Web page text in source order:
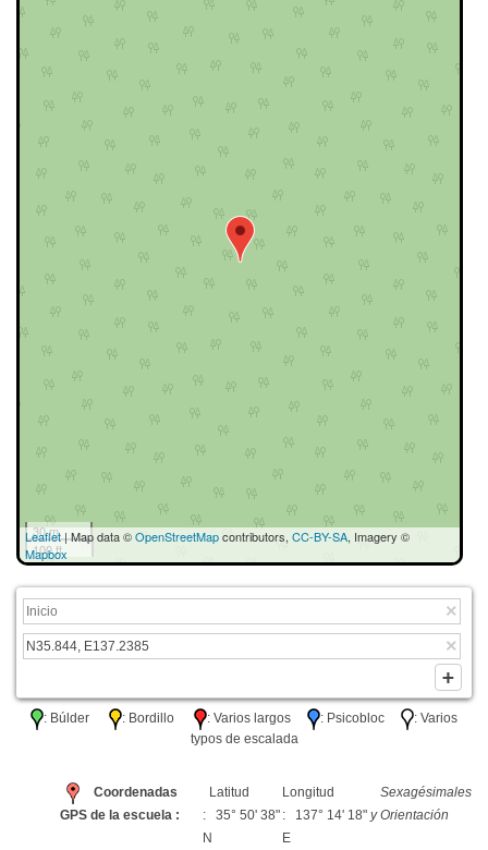
30 m
100 ft
Leaflet| Map data ©OpenStreetMapcontributors, CC-BY-SA, Imagery ©
Mapbox
: Búlder : Bordillo : Varios largos : Psicobloc
: Varios
typos de escalada
Coordenadas
GPS de la escuela :
Latitud
: 35° 50' 38"
N
Longitud
: 137° 14' 18"
E
Sexagésimales
y Orientación